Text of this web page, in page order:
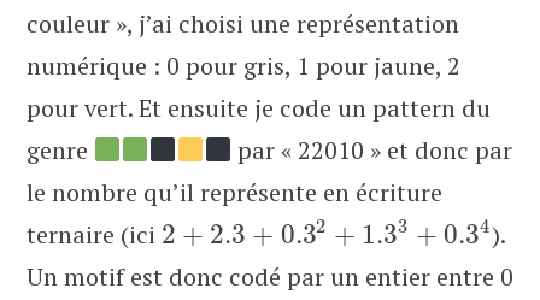
couleur », j’ai choisi une représentation
numérique : 0 pour gris, 1 pour jaune, 2
pour vert. Et ensuite je code un pattern du
genre
par « 22010 » et donc par
le nombre qu’il représente en écriture
ternaire (ici 2 + 2.3 + 0.32 + 1.33 + 0.34).
Un motif est donc codé par un entier entre 0